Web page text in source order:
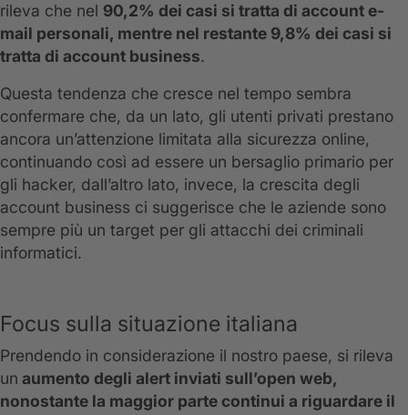
rileva che nel 90,2% dei casi si tratta di account e-
mail personali, mentre nel restante 9,8% dei casi si
tratta di account business.
Questa tendenza che cresce nel tempo sembra
confermare che, da un lato, gli utenti privati prestano
ancora un’attenzione limitata alla sicurezza online,
continuando così ad essere un bersaglio primario per
gli hacker, dall’altro lato, invece, la crescita degli
account business ci suggerisce che le aziende sono
sempre più un target per gli attacchi dei criminali
informatici.
Focus sulla situazione italiana
Prendendo in considerazione il nostro paese, si rileva
un aumento degli alert inviati sull’open web,
nonostante la maggior parte continui a riguardare il